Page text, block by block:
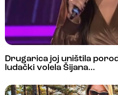
Drugarica joj uništila
ludački volela Šijana…